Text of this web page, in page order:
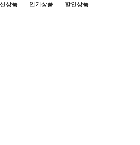
상품 인기상품 할인상품